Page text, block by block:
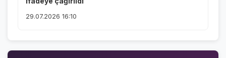
29.07.2026 16:10